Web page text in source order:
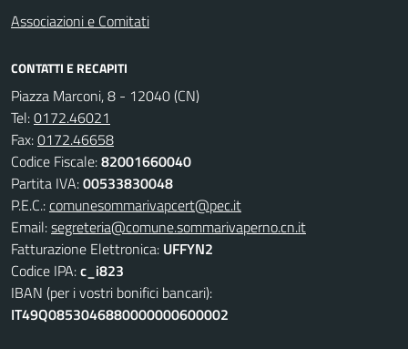
Associazioni e Comitati
CONTATTI E RECAPITI
Piazza Marconi, 8 - 12040 (CN)
Tel:0172.46021
Fax:0172.46658
Codice Fiscale:82001660040
Partita IVA:00533830048
P.E.C.:comunesommarivapcert@pec.it
Email:segreteria@comune.sommarivaperno.cn.it
Fatturazione Elettronica: UFFYN2
Codice IPA:c_i823
IBAN (per i vostri bonifici bancari):
IT49Q0853046880000000600002